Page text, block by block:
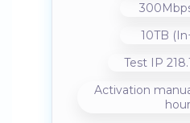
10TB
Test IP
Activation